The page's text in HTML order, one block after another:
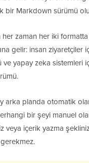
bir Markdown sürümü
her zaman her iki
gelir: insan ziyaretçiler
ve yapay zeka sistemleri
arka planda otomatik
bir şeyi manuel
veya içerik yazma